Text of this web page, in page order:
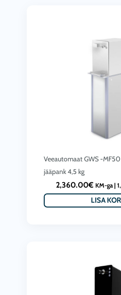
Veeautomaat GWS -
jääpank 4,5 kg
2,360.00€ KM-ga |
LISA